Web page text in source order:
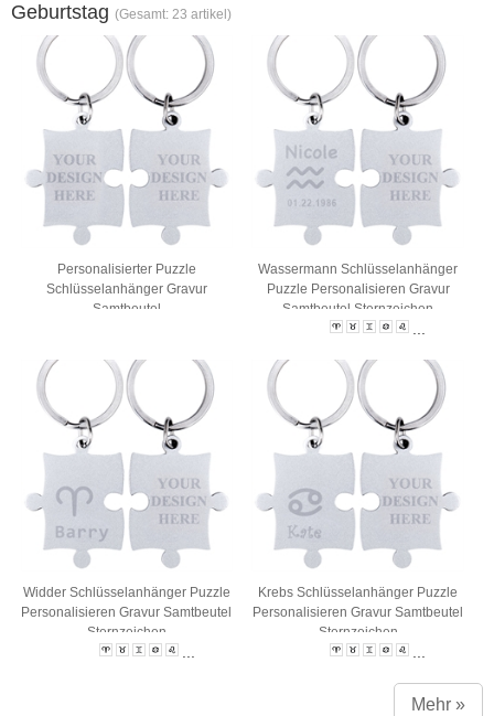
Geburtstag (Gesamt: 23 artikel)
Personalisierter Puzzle
Schlüsselanhänger Gravur
Samtbeutel
Wassermann Schlüsselanhänger
Puzzle Personalisieren Gravur
Samtbeutel Sternzeichen
Widder Schlüsselanhänger Puzzle
Personalisieren Gravur Samtbeutel
Sternzeichen
Krebs Schlüsselanhänger Puzzle
Personalisieren Gravur Samtbeutel
Sternzeichen
Mehr »